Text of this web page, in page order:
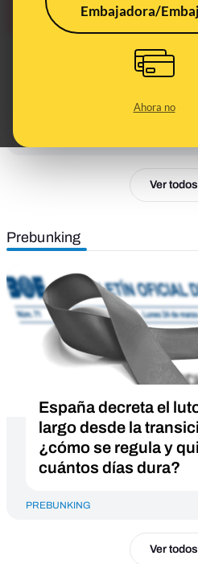
Embajadora/
Ahora no
Ayuso y los días de
Comunidad de
de luto oficial por los
Ver todos
Prebunking
España decreta el
largo desde la
¿cómo se regula y
cuántos días dura?
PREBUNKING
Ver todos